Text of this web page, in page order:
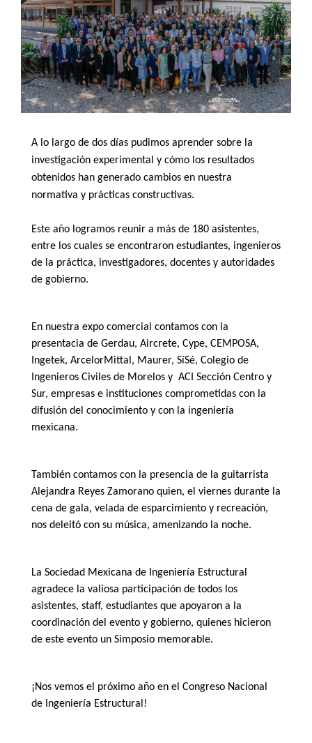
A lo largo de dos días pudimos aprender sobre la
investigación experimental y cómo los resultados
obtenidos han generado cambios en nuestra
normativa y prácticas constructivas.
Este año logramos reunir a más de 180 asistentes,
entre los cuales se encontraron estudiantes, ingenieros
de la práctica, investigadores, docentes y autoridades
de gobierno.
En nuestra expo comercial contamos con la
presentacia de Gerdau, Aircrete, Cype, CEMPOSA,
Ingetek, ArcelorMittal, Maurer, SíSé, Colegio de
Ingenieros Civiles de Morelos y ACI Sección Centro y
Sur, empresas e instituciones comprometidas con la
difusión del conocimiento y con la ingeniería
mexicana.
También contamos con la presencia de la guitarrista
Alejandra Reyes Zamorano quien, el viernes durante la
cena de gala, velada de esparcimiento y recreación,
nos deleitó con su música, amenizando la noche.
La Sociedad Mexicana de Ingeniería Estructural
agradece la valiosa participación de todos los
asistentes, staff, estudiantes que apoyaron a la
coordinación del evento y gobierno, quienes hicieron
de este evento un Simposio memorable.
¡Nos vemos el próximo año en el Congreso Nacional
de Ingeniería Estructural!